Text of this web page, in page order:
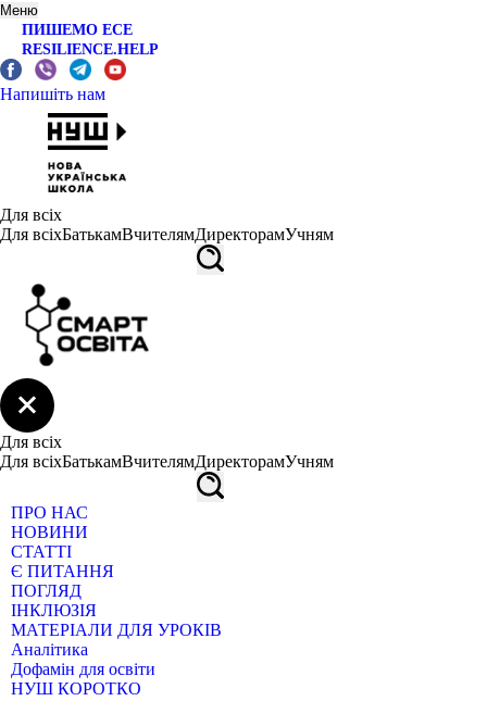
Меню
ПИШЕМО ЕСЕ
RESILIENCE.HELP
Напишіть нам
Для всіх
Для всіхБатькамВчителямДиректорамУчням
Для всіх
Для всіхБатькамВчителямДиректорамУчням
ПРО НАС
НОВИНИ
СТАТТІ
Є ПИТАННЯ
ПОГЛЯД
ІНКЛЮЗІЯ
МАТЕРІАЛИ ДЛЯ УРОКІВ
Аналітика
Дофамін для освіти
НУШ КОРОТКО